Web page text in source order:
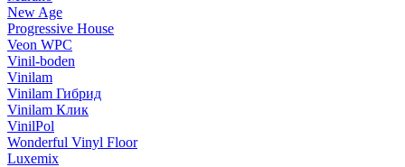
New Age
Progressive House
Veon WPC
Vinil-boden
Vinilam
Vinilam Гибрид
Vinilam Клик
VinilPol
Wonderful Vinyl Floor
Luxemix